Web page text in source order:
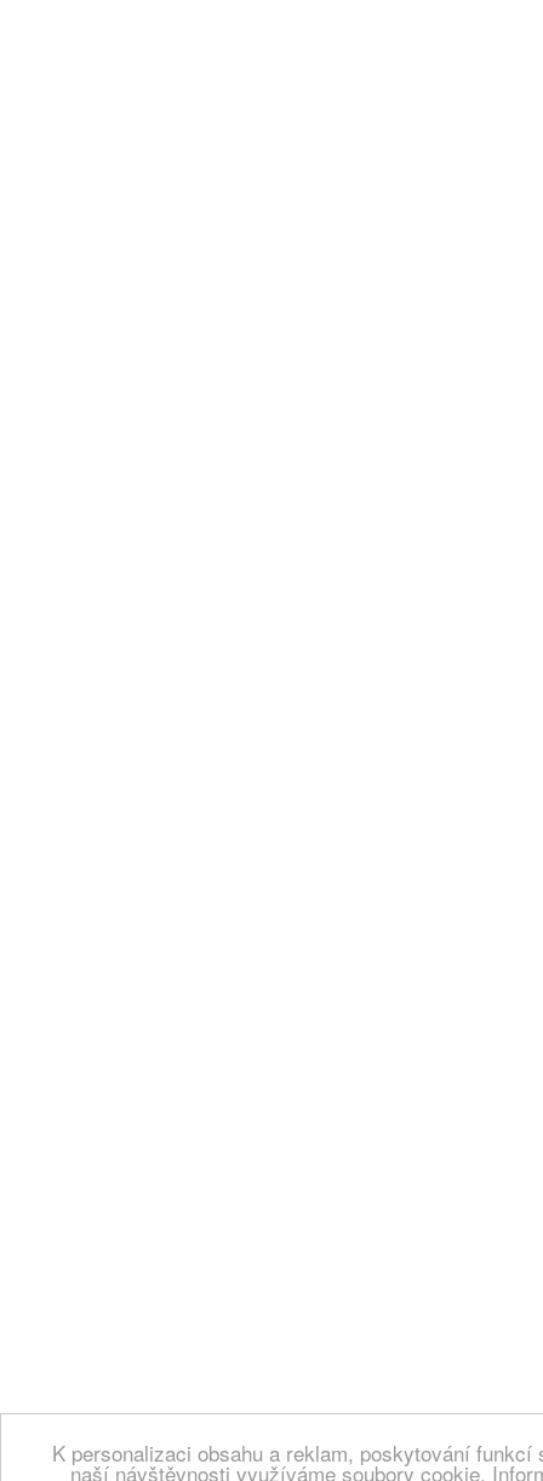
K personalizaci obsahu a reklam, poskytování
naší návštěvnosti využíváme soubory cookie.